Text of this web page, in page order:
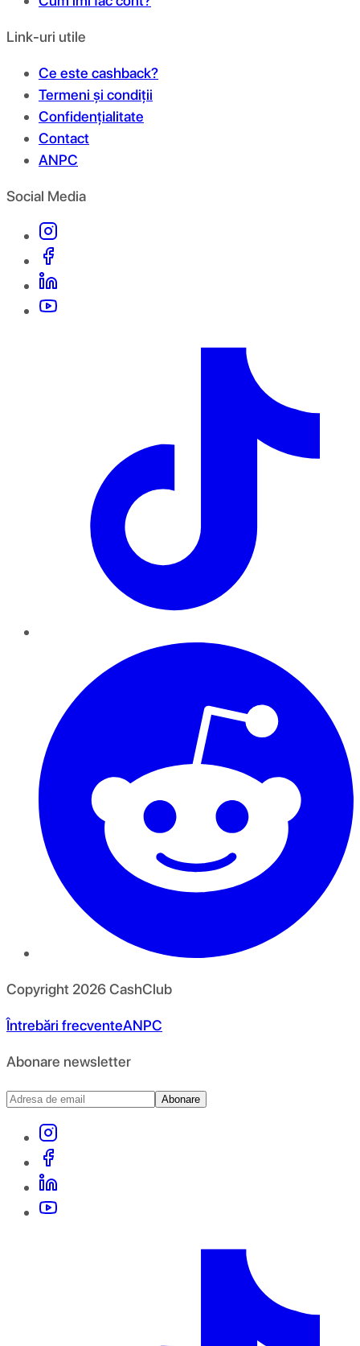
Link-uri utile
Ce este cashback?
Termeni și condiții
Confidențialitate
Contact
ANPC
Social Media
Copyright 2026CashClub
Întrebări frecventeANPC
Abonare newsletter
Abonare